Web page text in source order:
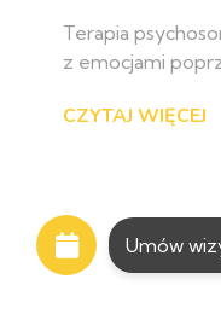
Terapia
z emocjami
CZYTAJ WIĘCEJ
Umów